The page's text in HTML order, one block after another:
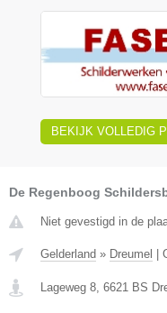
BEKIJK VOLLEDIG
De Regenboog
Niet gevestigd in de
Gelderland » Dreumel
Lageweg 8, 6621 BS